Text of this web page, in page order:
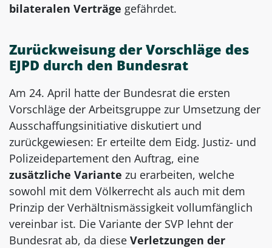
bilateralen Verträge gefährdet.
Zurückweisung der Vorschläge des
EJPD durch den Bundesrat
Am 24. April hatte der Bundesrat die ersten
Vorschläge der Arbeitsgruppe zur Umsetzung der
Ausschaffungsinitiative diskutiert und
zurückgewiesen: Er erteilte dem Eidg. Justiz- und
Polizeidepartement den Auftrag, eine
zusätzliche Variante zu erarbeiten, welche
sowohl mit dem Völkerrecht als auch mit dem
Prinzip der Verhältnismässigkeit vollumfänglich
vereinbar ist. Die Variante der SVP lehnt der
Bundesrat ab, da diese Verletzungen der